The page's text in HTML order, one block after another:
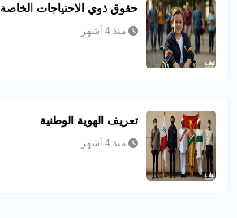
حقوق ذوي الاحتياجات الخاصة
منذ 4 أشهر
تعريف الهوية الوطنية
منذ 4 أشهر